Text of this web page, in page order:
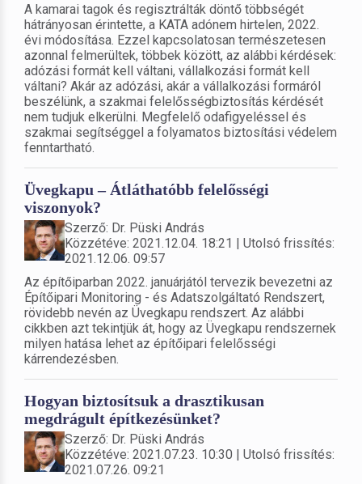
A kamarai tagok és regisztrálták döntő többségét
hátrányosan érintette, a KATA adónem hirtelen, 2022.
évi módosítása. Ezzel kapcsolatosan természetesen
azonnal felmerültek, többek között, az alábbi kérdések:
adózási formát kell váltani, vállalkozási formát kell
váltani? Akár az adózási, akár a vállalkozási formáról
beszélünk, a szakmai felelősségbiztosítás kérdését
nem tudjuk elkerülni. Megfelelő odafigyeléssel és
szakmai segítséggel a folyamatos biztosítási védelem
fenntartható.
Üvegkapu – Átláthatóbb felelősségi
viszonyok?
Szerző: Dr. Püski András
Közzétéve: 2021.12.04. 18:21 | Utolsó frissítés:
2021.12.06. 09:57
Az építőiparban 2022. januárjától tervezik bevezetni az
Építőipari Monitoring - és Adatszolgáltató Rendszert,
rövidebb nevén az Üvegkapu rendszert. Az alábbi
cikkben azt tekintjük át, hogy az Üvegkapu rendszernek
milyen hatása lehet az építőipari felelősségi
kárrendezésben.
Hogyan biztosítsuk a drasztikusan
megdrágult építkezésünket?
Szerző: Dr. Püski András
Közzétéve: 2021.07.23. 10:30 | Utolsó frissítés:
2021.07.26. 09:21